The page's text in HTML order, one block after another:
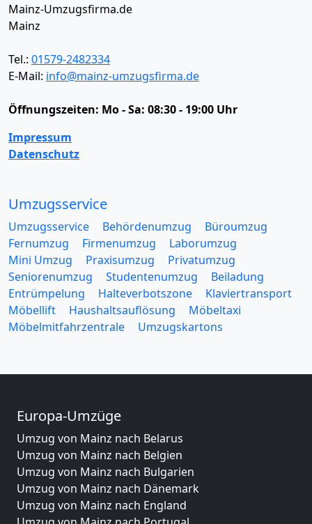
Mainz-Umzugsfirma.de
Mainz
Tel.: 01579-2482334
E-Mail: info@mainz-umzugsfirma.de
Öffnungszeiten: Mo - Sa: 08:30 - 19:00 Uhr
Impressum
Datenschutz
Umzugsservice
Umzugsservice Behördenumzug
Büroumzug
Fernumzug
Firmenumzug
Laborumzug
Mini Umzug
Praxisumzug
Privatumzug
Seniorenumzug
Studentenumzug
Beiladung
Entrümpelung
Halteverbotszone
Klaviertransport
Möbellift
Haushaltsauflösung
Möbeltaxi
Möbelmitfahrzentrale
Umzugskartons
Europa-Umzüge
Umzug von Mainz nach Belarus
Umzug von Mainz nach Belgien
Umzug von Mainz nach Bulgarien
Umzug von Mainz nach Dänemark
Umzug von Mainz nach England